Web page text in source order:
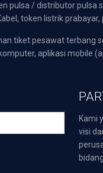
pulsa / distributor pulsa
Kabel, token listrik
tiket pesawat terbang
aplikasi mobile
Kami
visi